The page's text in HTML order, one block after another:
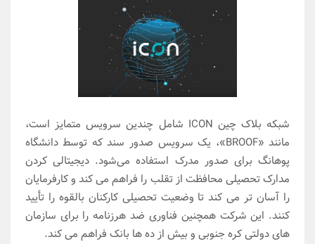
شبکه بلاک چین ICON شامل چندین سرویس متمایز است،
مانند «BROOF»، یک سرویس صدور سند که توسط دانشگاه
پوهانگ برای صدور مدرک استفاده می‌شود. دیجیتالی کردن
مدارک تحصیلی محافظت از تقلب را فراهم می کند و کارفرمایان
را آسان تر می کند تا وضعیت تحصیلی کارکنان بالقوه را تأیید
کنند. این شرکت همچنین فناوری ضد هرزنامه را برای سازمان
های دولتی کره جنوبی و بیش از ده ها بانک فراهم می کند.